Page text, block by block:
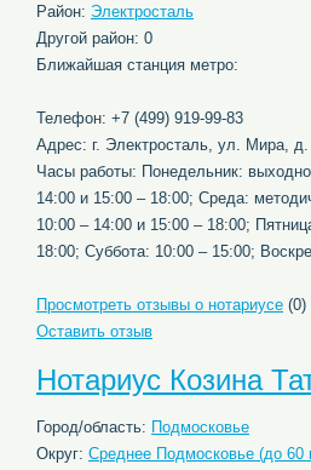
Район: Электросталь
Другой район: 0
Ближайшая станция метро:
Телефон: +7 (499) 919-99-83
Адрес: г. Электросталь, ул. Мира,
Часы работы: Понедельник:
14:00 и 15:00 – 18:00; Среда:
10:00 – 14:00 и 15:00 – 18:00;
18:00; Суббота: 10:00 – 15:00;
Просмотреть отзывы о нотариусе (0)
Оставить отзыв
Нотариус Козина
Город/область: Подмосковье
Округ: Среднее Подмосковье (до